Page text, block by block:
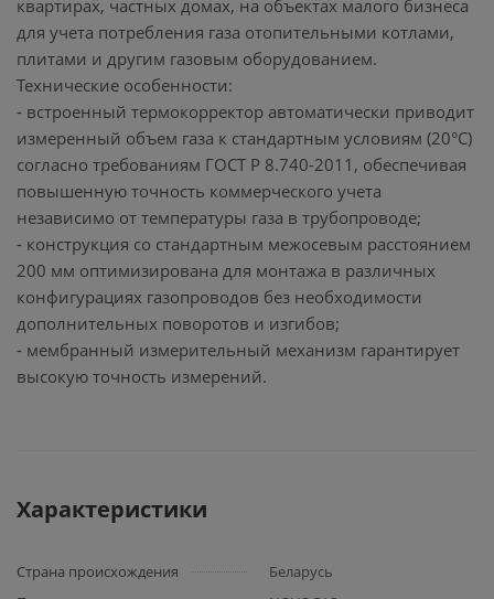
квартирах, частных домах, на объектах малого бизнеса
для учета потребления газа отопительными котлами,
плитами и другим газовым оборудованием.
Технические особенности:
- встроенный термокорректор автоматически приводит
измеренный объем газа к стандартным условиям (20°C)
согласно требованиям ГОСТ Р 8.740-2011, обеспечивая
повышенную точность коммерческого учета
независимо от температуры газа в трубопроводе;
- конструкция со стандартным межосевым расстоянием
200 мм оптимизирована для монтажа в различных
конфигурациях газопроводов без необходимости
дополнительных поворотов и изгибов;
- мембранный измерительный механизм гарантирует
высокую точность измерений.
Характеристики
Страна происхождения
Беларусь